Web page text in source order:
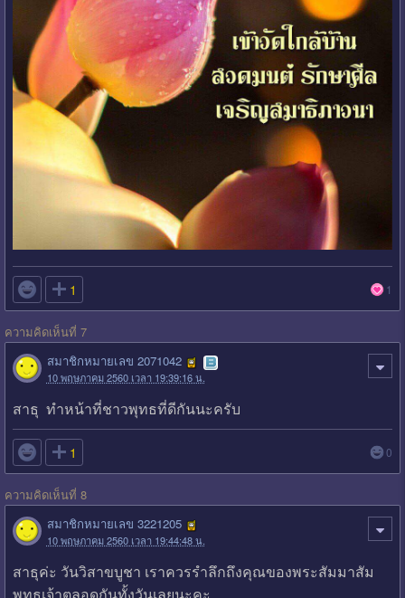
 1 1
ความคิดเห็นที่ 7
สมาชิกหมายเลข 2071042
10 พฤษภาคม 2560 เวลา 19:39:16 น.
สาธุ ทำหน้าที่ชาวพุทธที่ดีกันนะครับ
 1 0
ความคิดเห็นที่ 8
สมาชิกหมายเลข 3221205
10 พฤษภาคม 2560 เวลา 19:44:48 น.
สาธุค่ะ วันวิสาขบูชา เราควรรำลึกถึงคุณของพระสัมมาสัม
พุทธเจ้าตลอดกันทั้งวันเลยนะคะ